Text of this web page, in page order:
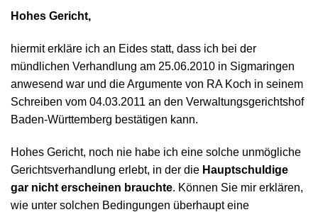
Hohes Gericht,
hiermit erkläre ich an Eides statt, dass ich bei der
mündlichen Verhandlung am 25.06.2010 in Sigmaringen
anwesend war und die Argumente von RA Koch in seinem
Schreiben vom 04.03.2011 an den Verwaltungsgerichtshof
Baden-Württemberg bestätigen kann.
Hohes Gericht, noch nie habe ich eine solche unmögliche
Gerichtsverhandlung erlebt, in der die Hauptschuldige
gar nicht erscheinen brauchte. Können Sie mir erklären,
wie unter solchen Bedingungen überhaupt eine